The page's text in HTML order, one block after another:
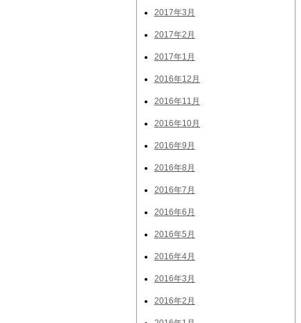
2017年3月
2017年2月
2017年1月
2016年12月
2016年11月
2016年10月
2016年9月
2016年8月
2016年7月
2016年6月
2016年5月
2016年4月
2016年3月
2016年2月